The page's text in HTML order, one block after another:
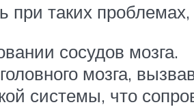
при таких проблемах,
сосудов мозга.
мозга,
системы, что